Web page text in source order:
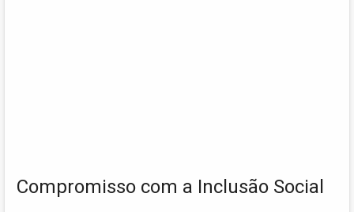
Compromisso com a Inclusão Social